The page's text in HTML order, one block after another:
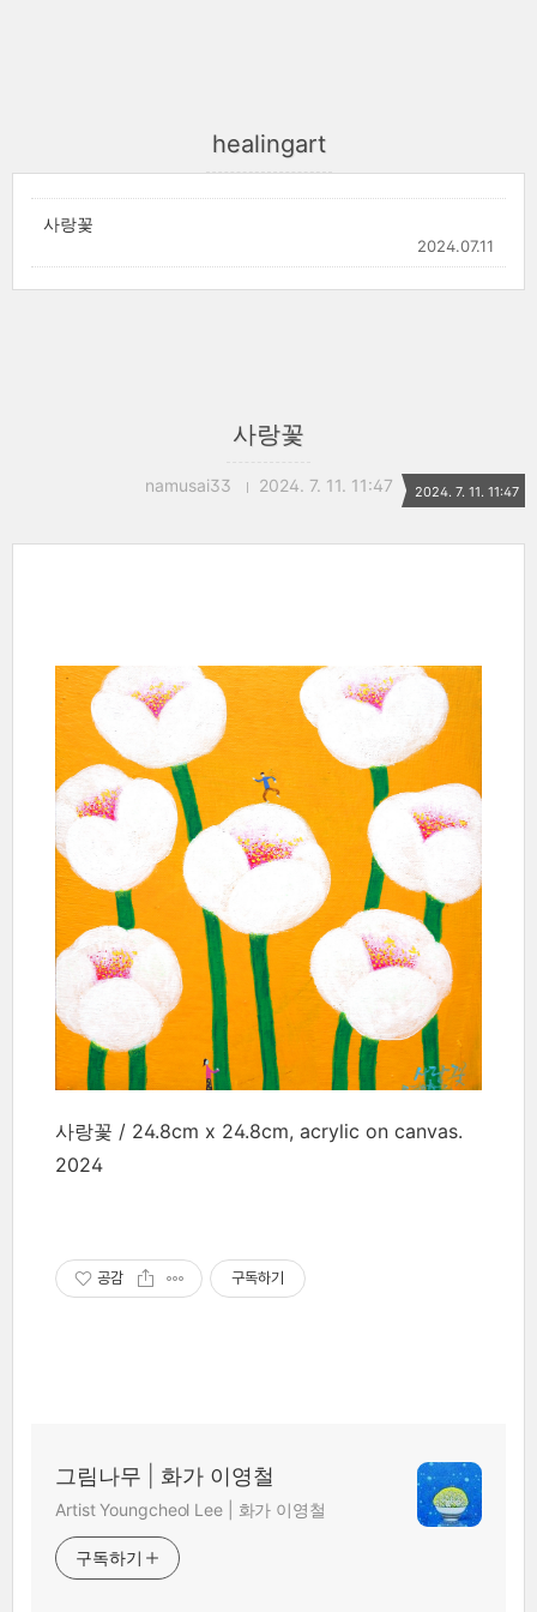
healingart
사랑꽃
2024.07.11
사랑꽃
namusai33 2024. 7. 11. 11:47 2024. 7. 11. 11:47
사랑꽃 / 24.8cm x 24.8cm, acrylic on canvas.
2024
공감 구독하기
그림나무 | 화가 이영철
Artist Youngcheol Lee | 화가 이영철
구독하기